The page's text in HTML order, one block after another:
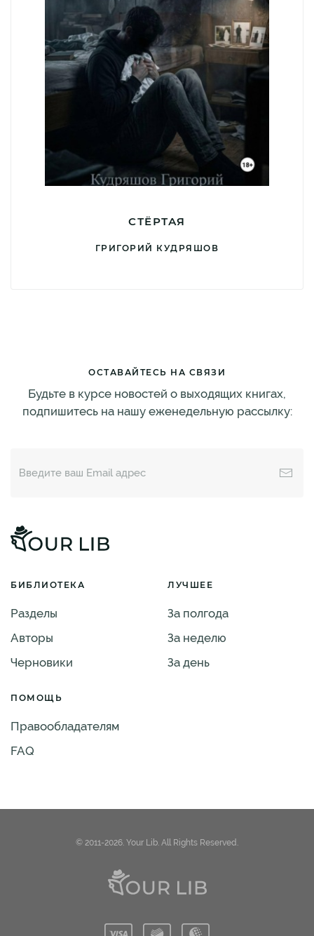
СТЁРТАЯ
ГРИГОРИЙ КУДРЯШОВ
ОСТАВАЙТЕСЬ НА СВЯЗИ
Будьте в курсе новостей о выходящих книгах,
подпишитесь на нашу еженедельную рассылку:
БИБЛИОТЕКА
Разделы
Авторы
Черновики
ЛУЧШЕЕ
За полгода
За неделю
За день
ПОМОЩЬ
Правообладателям
FAQ
© 2011-2026. Your Lib. All Rights Reserved.